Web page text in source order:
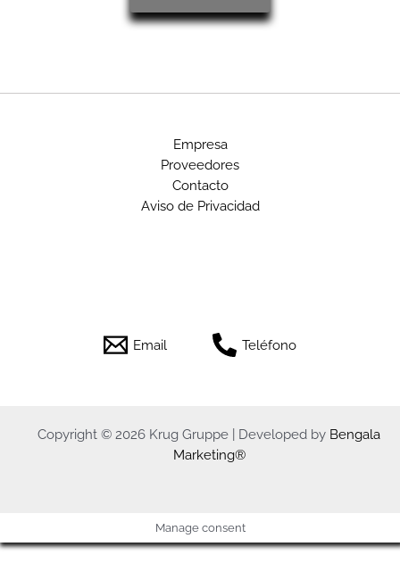
Empresa
Proveedores
Contacto
Aviso de Privacidad
Email Teléfono
Copyright © 2026 Krug Gruppe | Developed by Bengala
Marketing®
Manage consent